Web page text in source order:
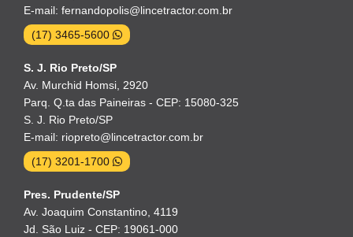
E-mail: fernandopolis@lincetractor.com.br
(17) 3465-5600
S. J. Rio Preto/SP
Av. Murchid Homsi, 2920
Parq. Q.ta das Paineiras - CEP: 15080-325
S. J. Rio Preto/SP
E-mail: riopreto@lincetractor.com.br
(17) 3201-1700
Pres. Prudente/SP
Av. Joaquim Constantino, 4119
Jd. São Luiz - CEP: 19061-000